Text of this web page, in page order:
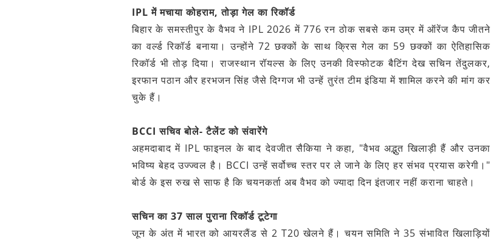
IPL में मचाया कोहराम, तोड़ा गेल का रिकॉर्ड
बिहार के समस्तीपुर के वैभव ने IPL 2026 में 776 रन ठोक सबसे कम उम्र में ऑरेंज कैप जीतने
का वर्ल्ड रिकॉर्ड बनाया। उन्होंने 72 छक्कों के साथ क्रिस गेल का 59 छक्कों का ऐतिहासिक
रिकॉर्ड भी तोड़ दिया। राजस्थान रॉयल्स के लिए उनकी विस्फोटक बैटिंग देख सचिन तेंदुलकर,
इरफान पठान और हरभजन सिंह जैसे दिग्गज भी उन्हें तुरंत टीम इंडिया में शामिल करने की मांग कर
चुके हैं।
BCCI सचिव बोले- टैलेंट को संवारेंगे
अहमदाबाद में IPL फाइनल के बाद देवजीत सैकिया ने कहा, "वैभव अद्भुत खिलाड़ी हैं और उनका
भविष्य बेहद उज्ज्वल है। BCCI उन्हें सर्वोच्च स्तर पर ले जाने के लिए हर संभव प्रयास करेगी।"
बोर्ड के इस रुख से साफ है कि चयनकर्ता अब वैभव को ज्यादा दिन इंतजार नहीं कराना चाहते।
सचिन का 37 साल पुराना रिकॉर्ड टूटेगा
जून के अंत में भारत को आयरलैंड से 2 T20 खेलने हैं। चयन समिति ने 35 संभावित खिलाड़ियों